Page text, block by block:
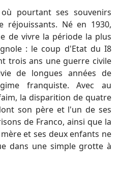
pourtant ses souvenirs
réjouissants. Né en 1930,
de vivre la période la plus
: le coup d'Etat du I8
trois ans une guerre civile
de longues années de
franquiste. Avec au
la disparition de quatre
son père et l'un de ses
de Franco, ainsi que la
et ses deux enfants ne
dans une simple grotte à